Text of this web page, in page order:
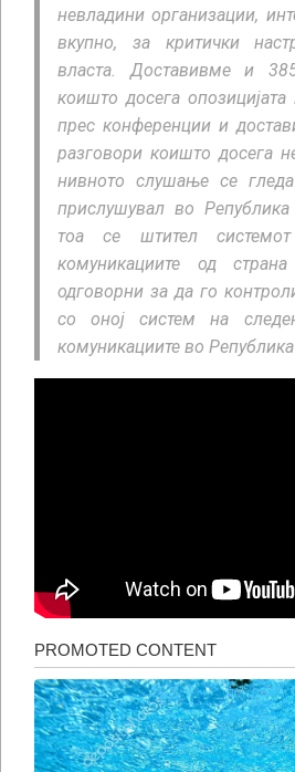
невладини организации,
вкупно, за критички
власта. Доставивме и
коишто досега
прес конференции и
разговори коишто досега
нивното слушање се
прислушувал во
тоа се штител
комуникациите од
одговорни за да го
со оној систем на
комуникациите во